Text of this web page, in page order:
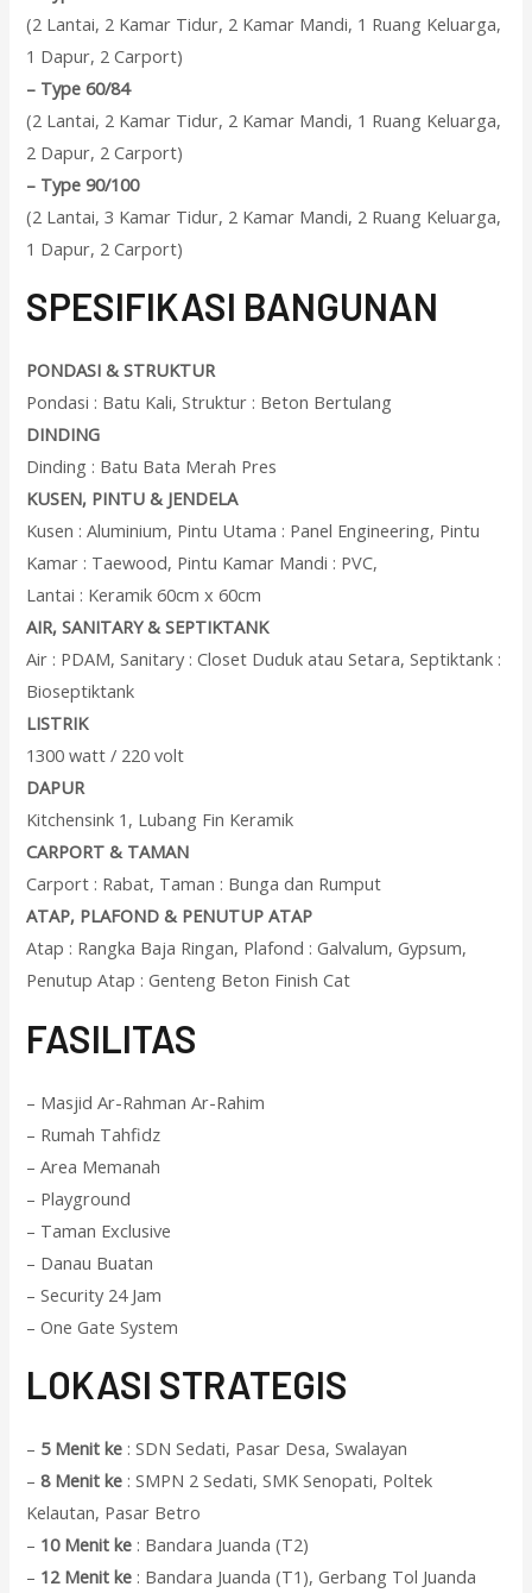
(2 Lantai, 2 Kamar Tidur, 2 Kamar Mandi, 1 Ruang Keluarga,
1 Dapur, 2 Carport)
– Type 60/84
(2 Lantai, 2 Kamar Tidur, 2 Kamar Mandi, 1 Ruang Keluarga,
2 Dapur, 2 Carport)
– Type 90/100
(2 Lantai, 3 Kamar Tidur, 2 Kamar Mandi, 2 Ruang Keluarga,
1 Dapur, 2 Carport)
SPESIFIKASI BANGUNAN
PONDASI & STRUKTUR
Pondasi : Batu Kali, Struktur : Beton Bertulang
DINDING
Dinding : Batu Bata Merah Pres
KUSEN, PINTU & JENDELA
Kusen : Aluminium, Pintu Utama : Panel Engineering, Pintu
Kamar : Taewood, Pintu Kamar Mandi : PVC,
Lantai : Keramik 60cm x 60cm
AIR, SANITARY & SEPTIKTANK
Air : PDAM, Sanitary : Closet Duduk atau Setara, Septiktank :
Bioseptiktank
LISTRIK
1300 watt / 220 volt
DAPUR
Kitchensink 1, Lubang Fin Keramik
CARPORT & TAMAN
Carport : Rabat, Taman : Bunga dan Rumput
ATAP, PLAFOND & PENUTUP ATAP
Atap : Rangka Baja Ringan, Plafond : Galvalum, Gypsum,
Penutup Atap : Genteng Beton Finish Cat
FASILITAS
– Masjid Ar-Rahman Ar-Rahim
– Rumah Tahfidz
– Area Memanah
– Playground
– Taman Exclusive
– Danau Buatan
– Security 24 Jam
– One Gate System
LOKASI STRATEGIS
– 5 Menit ke : SDN Sedati, Pasar Desa, Swalayan
–8 Menit ke : SMPN 2 Sedati, SMK Senopati, Poltek
Kelautan, Pasar Betro
– 10 Menit ke : Bandara Juanda (T2)
– 12 Menit ke : Bandara Juanda (T1), Gerbang Tol Juanda